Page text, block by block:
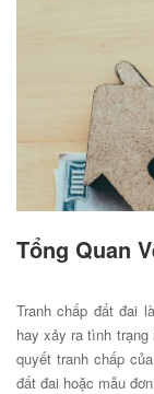
Tổng Quan
Tranh chấp đất đai
hay xảy ra tình trạng
quyết tranh chấp
đất đai hoặc mẫu